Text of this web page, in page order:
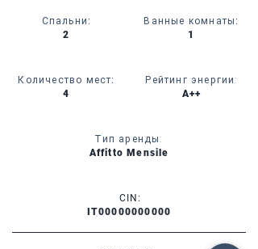
Спальни:
2
Количество мест:
4
Ванные комнаты:
1
Рейтинг энергии:
A++
Тип аренды:
Affitto Mensile
CIN:
IT00000000000